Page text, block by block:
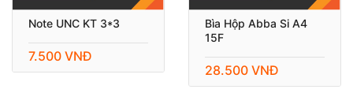
Note UNC KT 3*3
7.500 VNĐ
Bìa Hộp Abba Si A4
15F
28.500 VNĐ